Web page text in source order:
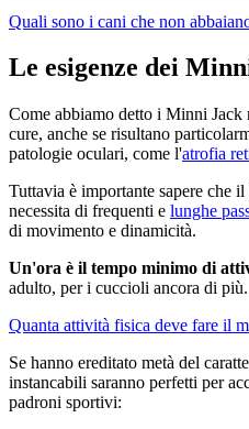
Quali sono i cani che non
Le esigenze dei
Come abbiamo detto i Minni Jack
cure, anche se risultano
patologie oculari, come l'atrofia
Tuttavia è importante sapere che
necessita di frequenti e lunghe
di movimento e dinamicità.
Un'ora è il tempo minimo di
adulto, per i cuccioli ancora di più.
Quanta attività fisica deve fare il
Se hanno ereditato metà del
instancabili saranno perfetti per
padroni sportivi: